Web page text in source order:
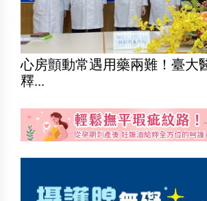
心房顫動常遇用藥兩難！臺大
釋...